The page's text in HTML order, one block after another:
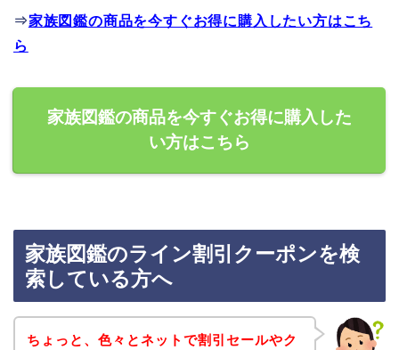
⇒家族図鑑の商品を今すぐお得に購入したい方はこち
ら
家族図鑑の商品を今すぐお得に購入した
い方はこちら
家族図鑑のライン割引クーポンを検
索している方へ
ちょっと、色々とネットで割引セールやク